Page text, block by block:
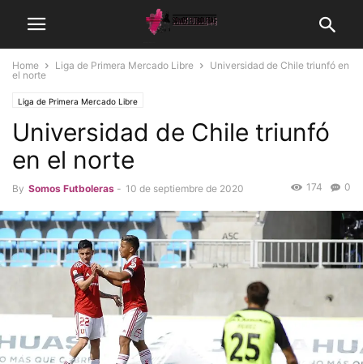
Home Liga de Primera Mercado Libre
Universidad de Chile triunfó en
el norte
Liga de Primera Mercado Libre
Universidad de Chile triunfó
en el norte
By Somos Futboleras - 10 de septiembre de 2020 0
174